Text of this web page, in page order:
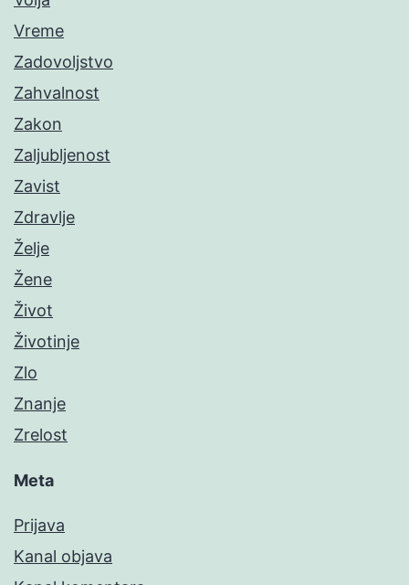
Vreme
Zadovoljstvo
Zahvalnost
Zakon
Zaljubljenost
Zavist
Zdravlje
Želje
Žene
Život
Životinje
Zlo
Znanje
Zrelost
Meta
Prijava
Kanal objava